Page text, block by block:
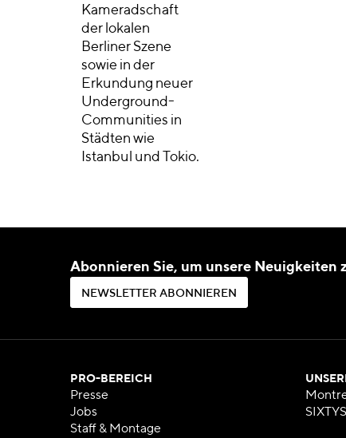
Kameradschaft
der lokalen
Berliner Szene
sowie in der
Erkundung neuer
Underground-
Communities in
Städten wie
Istanbul und Tokio.
Abonnieren Sie, um unsere Neuigkeiten
N EWS L E E R A BO N N E R E N
NEWSLETTER ABONNIEREN
PRO-BEREICH
Presse
Jobs
Staff & Montage